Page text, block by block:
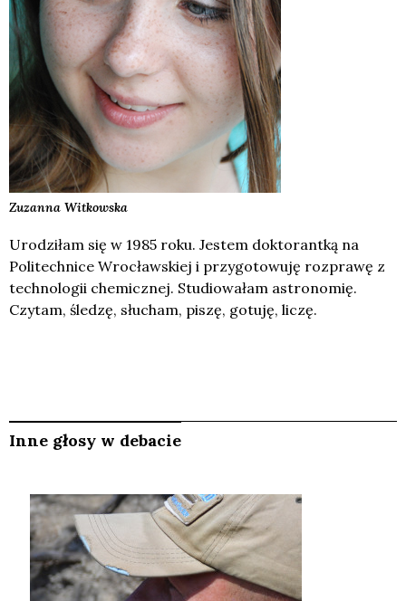
Zuzanna Witkowska
Urodziłam się w 1985 roku. Jestem doktorantką na
Politechnice Wrocławskiej i przygotowuję rozprawę z
technologii chemicznej. Studiowałam astronomię.
Czytam, śledzę, słucham, piszę, gotuję, liczę.
Inne głosy w debacie